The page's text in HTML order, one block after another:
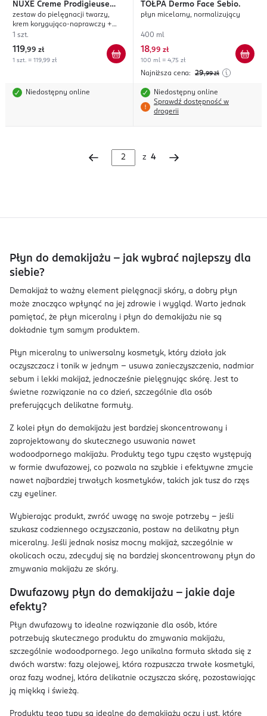
NUXE Creme Prodigieuse
Boost
zestaw do pielęgnacji twarzy,
krem korygująco-naprawczy +
woda micelarna
1 szt.
119,99 zł
1 szt. = 119,99 zł
Niedostępny online
TOŁPA Dermo Face Sebio.
płyn micelarny, normalizujący
400 ml
18,99 zł
100 ml = 4,75 zł
Najniższa cena: 29,99 zł
Niedostępny online
Sprawdź dostępność w
drogerii
z 4
Płyn do demakijażu – jak wybrać najlepszy dla
siebie?
Demakijaż to ważny element pielęgnacji skóry, a dobry płyn
może znacząco wpłynąć na jej zdrowie i wygląd. Warto jednak
pamiętać, że płyn miceralny i płyn do demakijażu nie są
dokładnie tym samym produktem.
Płyn miceralny to uniwersalny kosmetyk, który działa jak
oczyszczacz i tonik w jednym – usuwa zanieczyszczenia, nadmiar
sebum i lekki makijaż, jednocześnie pielęgnując skórę. Jest to
świetne rozwiązanie na co dzień, szczególnie dla osób
preferujących delikatne formuły.
Z kolei płyn do demakijażu jest bardziej skoncentrowany i
zaprojektowany do skutecznego usuwania nawet
wodoodpornego makijażu. Produkty tego typu często występują
w formie dwufazowej, co pozwala na szybkie i efektywne zmycie
nawet najbardziej trwałych kosmetyków, takich jak tusz do rzęs
czy eyeliner.
Wybierając produkt, zwróć uwagę na swoje potrzeby – jeśli
szukasz codziennego oczyszczania, postaw na delikatny płyn
miceralny. Jeśli jednak nosisz mocny makijaż, szczególnie w
okolicach oczu, zdecyduj się na bardziej skoncentrowany płyn do
zmywania makijażu ze skóry.
Dwufazowy płyn do demakijażu – jakie daje
efekty?
Płyn dwufazowy to idealne rozwiązanie dla osób, które
potrzebują skutecznego produktu do zmywania makijażu,
szczególnie wodoodpornego. Jego unikalna formuła składa się z
dwóch warstw: fazy olejowej, która rozpuszcza trwałe kosmetyki,
oraz fazy wodnej, która delikatnie oczyszcza skórę, pozostawiając
ją miękką i świeżą.
Produkty tego typu są idealne do demakijażu oczu i ust, które